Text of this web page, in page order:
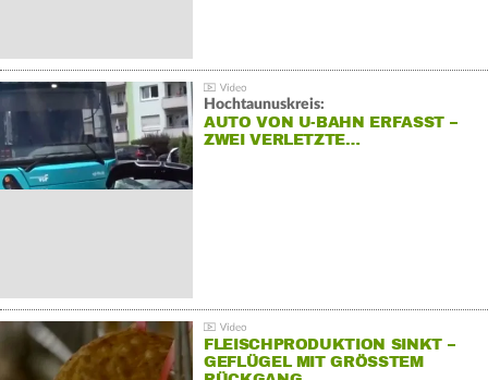
Hochtaunuskreis:
AUTO VON U-BAHN ERFASST –
ZWEI VERLETZTE…
FLEISCHPRODUKTION SINKT –
GEFLÜGEL MIT GRÖSSTEM R